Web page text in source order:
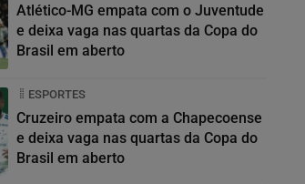
Atlético-MG empata com o Juventude
e deixa vaga nas quartas da Copa do
Brasil em aberto
ESPORTES
Cruzeiro empata com a Chapecoense
e deixa vaga nas quartas da Copa do
Brasil em aberto